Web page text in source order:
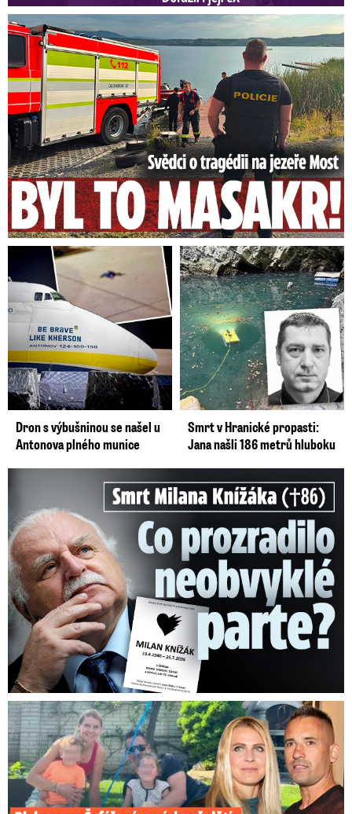
Svědci o tragédii na jezeře Most: Byl to masakr!
Dron s výbušninou se našel u
Antonova plného munice
Smrt v Hranické propasti:
Jana našli 186 metrů hluboku
Smrt Milana Knížáka (†86): Co prozradilo neobvyklé parte?
Plekanec a Šafářová o výchově dětí: Překvapivé přiznání